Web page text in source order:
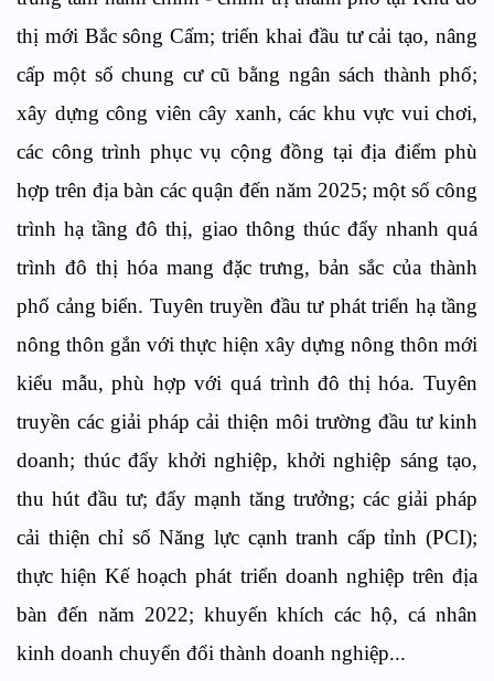
thị mới Bắc sông Cấm; triển khai đầu tư cải tạo, nâng
cấp một số chung cư cũ bằng ngân sách thành phố;
xây dựng công viên cây xanh, các khu vực vui chơi,
các công trình phục vụ cộng đồng tại địa điểm phù
hợp trên địa bàn các quận đến năm 2025; một số công
trình hạ tầng đô thị, giao thông thúc đẩy nhanh quá
trình đô thị hóa mang đặc trưng, bản sắc của thành
phố cảng biển. Tuyên truyền đầu tư phát triển hạ tầng
nông thôn gắn với thực hiện xây dựng nông thôn mới
kiểu mẫu, phù hợp với quá trình đô thị hóa. Tuyên
truyền các giải pháp cải thiện môi trường đầu tư kinh
doanh; thúc đẩy khởi nghiệp, khởi nghiệp sáng tạo,
thu hút đầu tư; đẩy mạnh tăng trưởng; các giải pháp
cải thiện chỉ số Năng lực cạnh tranh cấp tỉnh (PCI);
thực hiện Kế hoạch phát triển doanh nghiệp trên địa
bàn đến năm 2022; khuyến khích các hộ, cá nhân
kinh doanh chuyển đổi thành doanh nghiệp...